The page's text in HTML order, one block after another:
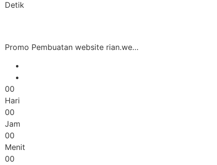
Detik
Promo Pembuatan website rian.we…
00
Hari
00
Jam
00
Menit
00